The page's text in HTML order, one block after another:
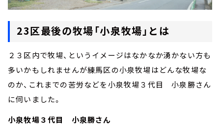
23区最後の牧場「小泉牧場」とは
２３区内で牧場、というイメージはなかなか湧かない方も
多いかもしれませんが練馬区の小泉牧場はどんな牧場な
のか、これまでの苦労などを小泉牧場３代目 小泉勝さん
に伺いました。
小泉牧場３代目 小泉勝さん